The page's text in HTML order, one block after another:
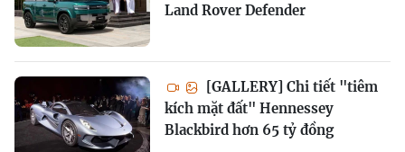
Land Rover Defender
[GALLERY] Chi tiết "tiêm
kích mặt đất" Hennessey
Blackbird hơn 65 tỷ đồng